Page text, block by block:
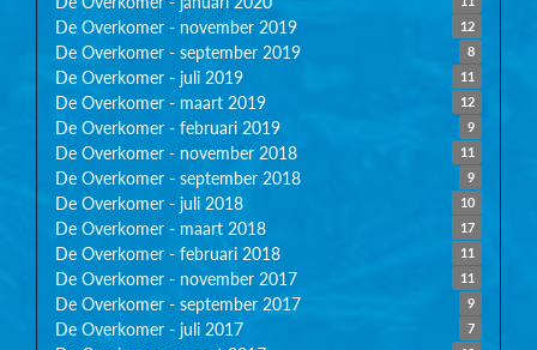
12
De Overkomer - november 2019
8
De Overkomer - september 2019
11
De Overkomer - juli 2019
12
De Overkomer - maart 2019
9
De Overkomer - februari 2019
11
De Overkomer - november 2018
9
De Overkomer - september 2018
10
De Overkomer - juli 2018
17
De Overkomer - maart 2018
11
De Overkomer - februari 2018
11
De Overkomer - november 2017
9
De Overkomer - september 2017
7
De Overkomer - juli 2017